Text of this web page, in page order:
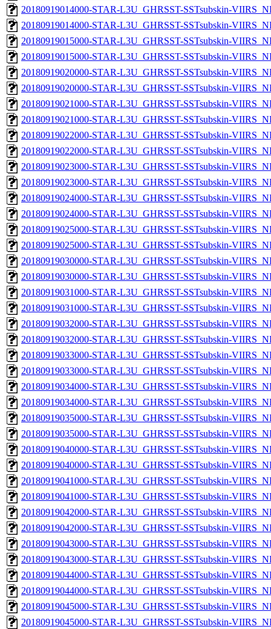
20180919014000-STAR-L3U_GHRSST-SSTsubskin-
20180919014000-STAR-L3U_GHRSST-SSTsubskin-
20180919015000-STAR-L3U_GHRSST-SSTsubskin-
20180919015000-STAR-L3U_GHRSST-SSTsubskin-
20180919020000-STAR-L3U_GHRSST-SSTsubskin-
20180919020000-STAR-L3U_GHRSST-SSTsubskin-
20180919021000-STAR-L3U_GHRSST-SSTsubskin-
20180919021000-STAR-L3U_GHRSST-SSTsubskin-
20180919022000-STAR-L3U_GHRSST-SSTsubskin-
20180919022000-STAR-L3U_GHRSST-SSTsubskin-
20180919023000-STAR-L3U_GHRSST-SSTsubskin-
20180919023000-STAR-L3U_GHRSST-SSTsubskin-
20180919024000-STAR-L3U_GHRSST-SSTsubskin-
20180919024000-STAR-L3U_GHRSST-SSTsubskin-
20180919025000-STAR-L3U_GHRSST-SSTsubskin-
20180919025000-STAR-L3U_GHRSST-SSTsubskin-
20180919030000-STAR-L3U_GHRSST-SSTsubskin-
20180919030000-STAR-L3U_GHRSST-SSTsubskin-
20180919031000-STAR-L3U_GHRSST-SSTsubskin-
20180919031000-STAR-L3U_GHRSST-SSTsubskin-
20180919032000-STAR-L3U_GHRSST-SSTsubskin-
20180919032000-STAR-L3U_GHRSST-SSTsubskin-
20180919033000-STAR-L3U_GHRSST-SSTsubskin-
20180919033000-STAR-L3U_GHRSST-SSTsubskin-
20180919034000-STAR-L3U_GHRSST-SSTsubskin-
20180919034000-STAR-L3U_GHRSST-SSTsubskin-
20180919035000-STAR-L3U_GHRSST-SSTsubskin-
20180919035000-STAR-L3U_GHRSST-SSTsubskin-
20180919040000-STAR-L3U_GHRSST-SSTsubskin-
20180919040000-STAR-L3U_GHRSST-SSTsubskin-
20180919041000-STAR-L3U_GHRSST-SSTsubskin-
20180919041000-STAR-L3U_GHRSST-SSTsubskin-
20180919042000-STAR-L3U_GHRSST-SSTsubskin-
20180919042000-STAR-L3U_GHRSST-SSTsubskin-
20180919043000-STAR-L3U_GHRSST-SSTsubskin-
20180919043000-STAR-L3U_GHRSST-SSTsubskin-
20180919044000-STAR-L3U_GHRSST-SSTsubskin-
20180919044000-STAR-L3U_GHRSST-SSTsubskin-
20180919045000-STAR-L3U_GHRSST-SSTsubskin-
20180919045000-STAR-L3U_GHRSST-SSTsubskin-